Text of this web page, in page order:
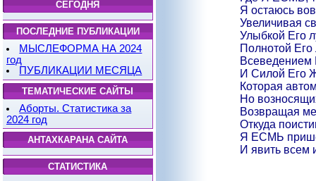
СЕГОДНЯ
ПОСЛЕДНИЕ ПУБЛИКАЦИИ
МЫСЛЕФОРМА НА 2024
год
ПУБЛИКАЦИИ МЕСЯЦА
ТЕМАТИЧЕСКИЕ САЙТЫ
Аборты. Статистика за
2024 год
АНТАХКАРАНА САЙТА
СТАТИСТИКА
Я остаюсь
Увеличивая
Улыбкой Его
Полнотой
Всеведением
И Силой Его
Которая
Но
Возвращая
Откуда
Я ЕСМЬ
И явить всем